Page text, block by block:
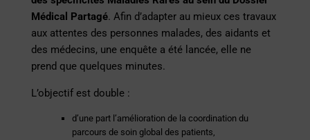
Médical Partagé. Afin d’adapter au mieux ces travaux
aux attentes des personnes malades, des aidants et
des médecins, une enquête a été lancée, elle ne
prend que quelques minutes.
L’objectif est double :
d’une part l’amélioration de la coordination du
parcours de soin global des patients,